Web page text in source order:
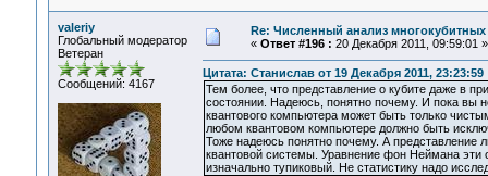
valeriy
Глобальный модератор
Ветеран
Сообщений: 4167
Re: Численный анализ многокубитных
« Ответ #196 : 20 Декабря 2011, 09:59:01 »
Цитата: Станислав от 19 Декабря 2011, 23:23:59
Тем более, что представление о кубите даже в
состоянии. Надеюсь, понятно почему. И пока вы
квантового компьютера может быть только
любом квантовом компьютере должно быть
Тоже надеюсь понятно почему. А представление
квантовой системы. Уравнение фон Неймана эти
изначально тупиковый. Не статистику надо